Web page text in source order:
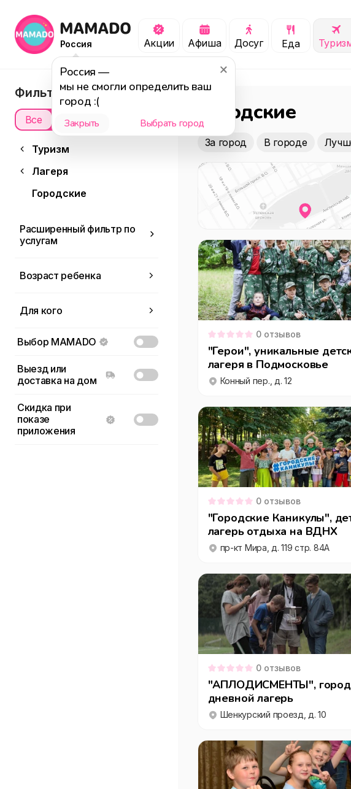
Россия
Россия —
мы не смогли определить ваш
город :(
Закрыть Выбрать город
Акции Афиша Досуг Еда
Фильтры
Все Офлайн Онлайн
Туризм
Лагеря
Городские
Расширенный фильтр по
услугам
детей с ОВЗ
С нарушением зрения
С нарушением
двигательного
аппарата
ЗПР (Задержка
психического
развития)
Возраст ребенка
0 18
от до
Для кого
Вместе с детьми
Выбор MAMADO
Выезд или
доставка на дом
Скидка при
показе
приложения
Городские
За город В городе
0 отзывов
"Герои", уникальные
лагеря в Подмосковье
Конный пер., д. 12
0 отзывов
"Городские Каникулы",
лагерь отдыха на ВДНХ
пр-кт Мира, д. 119 стр. 84А
0 отзывов
"АПЛОДИСМЕНТЫ",
дневной лагерь
Шенкурский проезд, д. 10